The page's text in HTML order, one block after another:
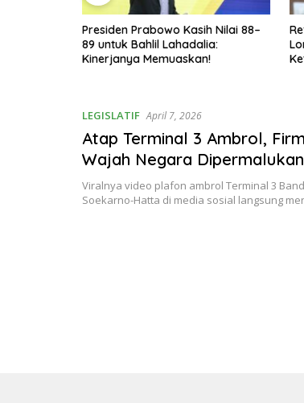
Presiden Prabowo Kasih Nilai 88–
89 untuk Bahlil Lahadalia:
Kinerjanya Memuaskan!
LEGISLATIF April 7, 2026
Atap Terminal 3 Ambrol,
Wajah Negara
RI
Viralnya video plafon ambrol Terminal 3
Soekarno-Hatta di media sosial langsung